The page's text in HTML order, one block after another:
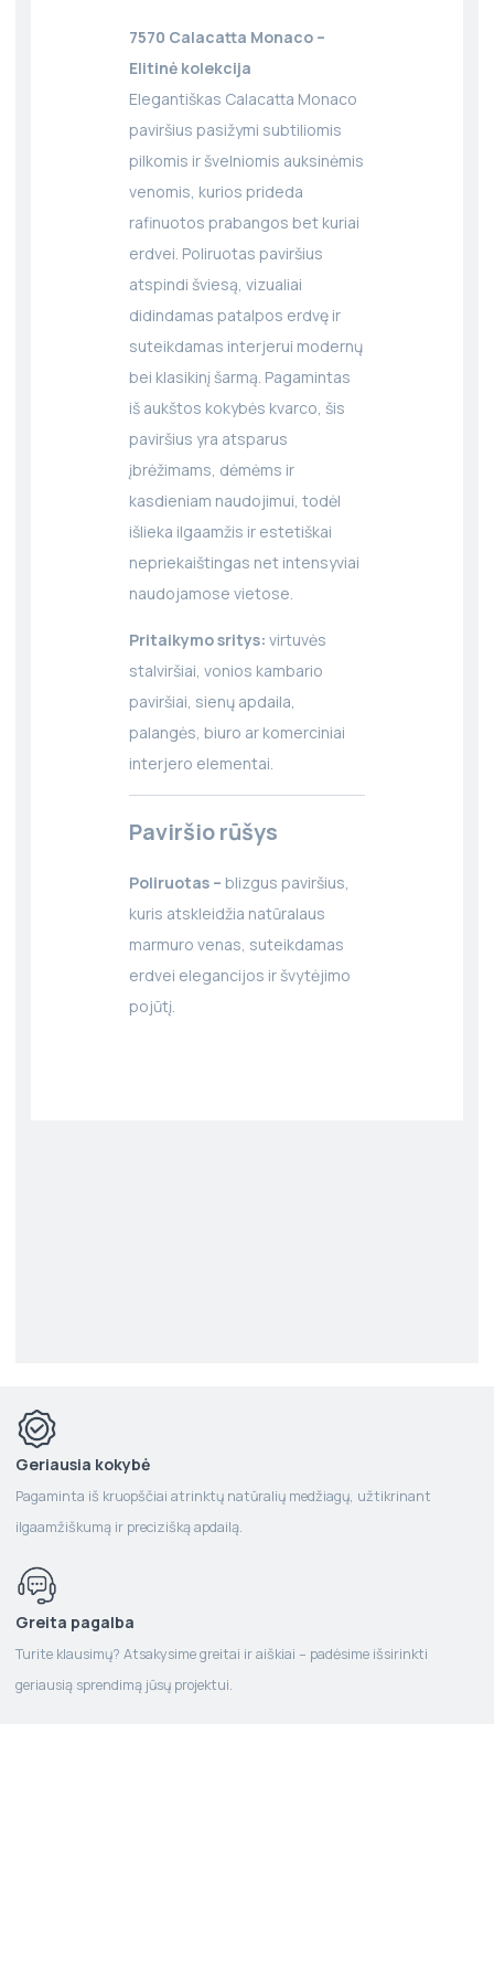
7570 Calacatta Monaco –
Elitinė kolekcija
Elegantiškas Calacatta Monaco
paviršius pasižymi subtiliomis
pilkomis ir švelniomis auksinėmis
venomis, kurios prideda
rafinuotos prabangos bet kuriai
erdvei. Poliruotas paviršius
atspindi šviesą, vizualiai
didindamas patalpos erdvę ir
suteikdamas interjerui modernų
bei klasikinį šarmą. Pagamintas
iš aukštos kokybės kvarco, šis
paviršius yra atsparus
įbrėžimams, dėmėms ir
kasdieniam naudojimui, todėl
išlieka ilgaamžis ir estetiškai
nepriekaištingas net intensyviai
naudojamose vietose.
Pritaikymo sritys: virtuvės
stalviršiai, vonios kambario
paviršiai, sienų apdaila,
palangės, biuro ar komerciniai
interjero elementai.
Paviršio rūšys
Poliruotas – blizgus paviršius,
kuris atskleidžia natūralaus
marmuro venas, suteikdamas
erdvei elegancijos ir švytėjimo
pojūtį.
Geriausia kokybė
Pagaminta iš kruopščiai atrinktų natūralių medžiagų, užtikrinant
ilgaamžiškumą ir precizišką apdailą.
Greita pagalba
Turite klausimų? Atsakysime greitai ir aiškiai – padėsime išsirinkti
geriausią sprendimą jūsų projektui.